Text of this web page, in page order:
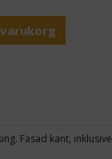
Fasad kant,